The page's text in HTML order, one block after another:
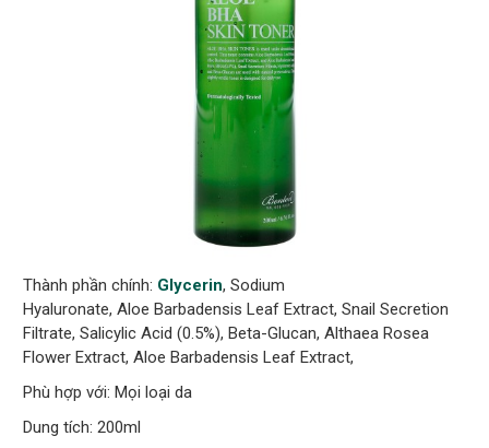
Thành phần chính: Glycerin, Sodium
Hyaluronate, Aloe Barbadensis Leaf Extract, Snail Secretion
Filtrate, Salicylic Acid (0.5%), Beta-Glucan, Althaea Rosea
Flower Extract, Aloe Barbadensis Leaf Extract,
Phù hợp với: Mọi loại da
Dung tích: 200ml